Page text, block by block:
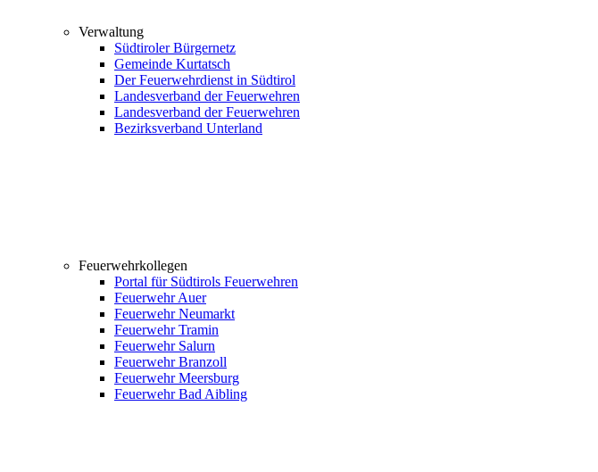
Verwaltung
Südtiroler Bürgernetz
Gemeinde Kurtatsch
Der Feuerwehrdienst in Südtirol
Landesverband der Feuerwehren
Landesverband der Feuerwehren
Bezirksverband Unterland
Feuerwehrkollegen
Portal für Südtirols Feuerwehren
Feuerwehr Auer
Feuerwehr Neumarkt
Feuerwehr Tramin
Feuerwehr Salurn
Feuerwehr Branzoll
Feuerwehr Meersburg
Feuerwehr Bad Aibling